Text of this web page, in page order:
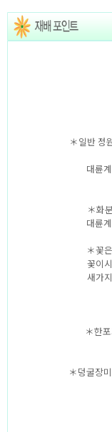
＊일반 정
대륜
＊화
대륜
＊꽃
꽃이
새가
＊한
＊덩굴장